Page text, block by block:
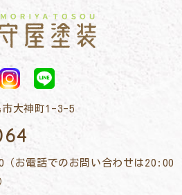
大神町1-3-5
お電話でのお問い合わせは20:00